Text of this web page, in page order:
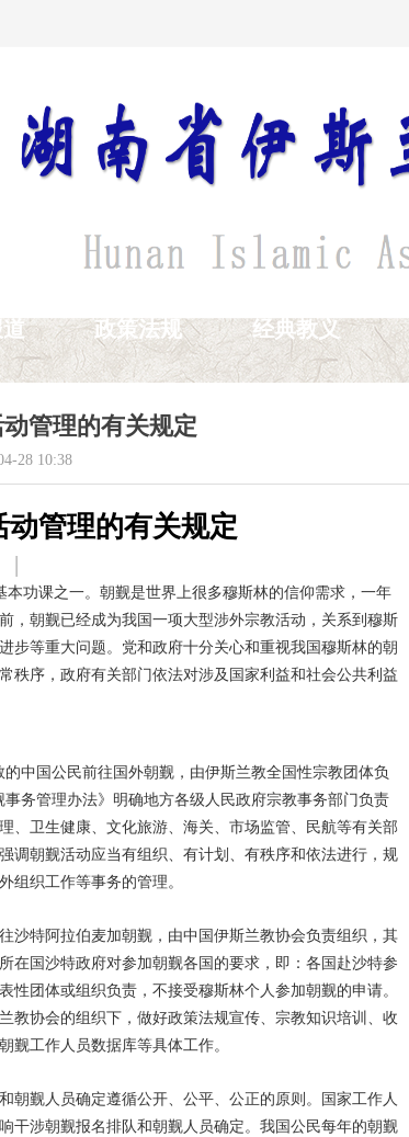
政策法规 经典教义
管理的有关规定
28 10:38
管理的有关规定
课之一。朝觐是世界上很多穆斯林的信仰需求，一年
，朝觐已经成为我国一项大型涉外宗教活动，关系到穆斯
步等重大问题。党和政府十分关心和重视我国穆斯林的朝
秩序，政府有关部门依法对涉及国家利益和社会公共利益
中国公民前往国外朝觐，由伊斯兰教全国性宗教团体负
务管理办法》明确地方各级人民政府宗教事务部门负责
、卫生健康、文化旅游、海关、市场监管、民航等有关部
调朝觐活动应当有组织、有计划、有秩序和依法进行，规
组织工作等事务的管理。
沙特阿拉伯麦加朝觐，由中国伊斯兰教协会负责组织，其
在国沙特政府对参加朝觐各国的要求，即：各国赴沙特参
团体或组织负责，不接受穆斯林个人参加朝觐的申请。
教协会的组织下，做好政策法规宣传、宗教知识培训、收
觐工作人员数据库等具体工作。
朝觐人员确定遵循公开、公平、公正的原则。国家工作人
干涉朝觐报名排队和朝觐人员确定。我国公民每年的朝觐